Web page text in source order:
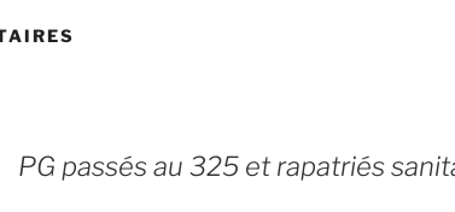
PG passés au 325 et rapatriés